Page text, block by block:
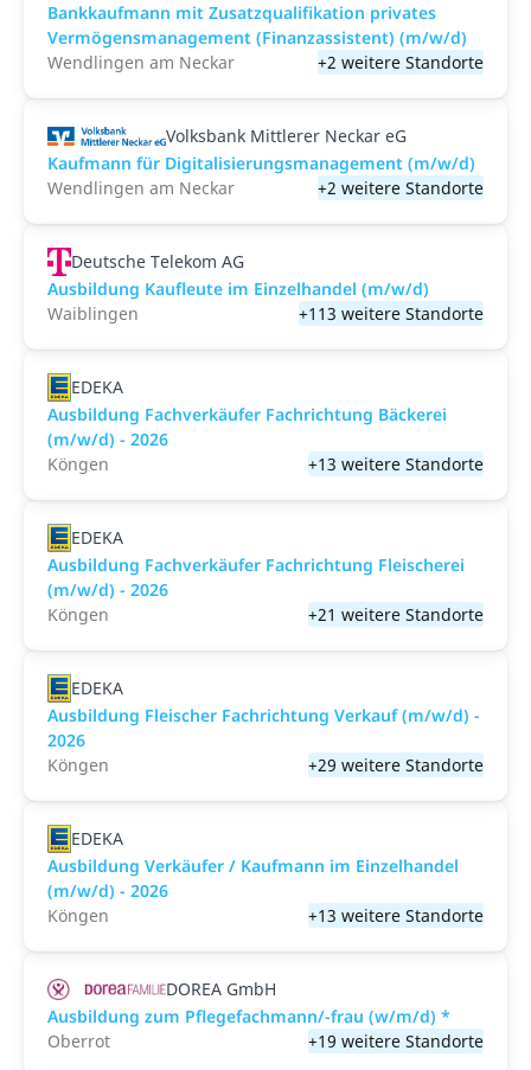
Bankkaufmann mit Zusatzqualifikation privates
Vermögensmanagement (Finanzassistent) (m/w/d)
Wendlingen am Neckar
+2 weitere Standorte
Volksbank Mittlerer Neckar eG
Kaufmann für Digitalisierungsmanagement (m/w/d)
Wendlingen am Neckar
+2 weitere Standorte
Deutsche Telekom AG
Ausbildung Kaufleute im Einzelhandel (m/w/d)
Waiblingen
+113 weitere Standorte
EDEKA
Ausbildung Fachverkäufer Fachrichtung Bäckerei
(m/w/d) - 2026
Köngen
+13 weitere Standorte
EDEKA
Ausbildung Fachverkäufer Fachrichtung Fleischerei
(m/w/d) - 2026
Köngen
+21 weitere Standorte
EDEKA
Ausbildung Fleischer Fachrichtung Verkauf (m/w/d) -
2026
Köngen
+29 weitere Standorte
EDEKA
Ausbildung Verkäufer / Kaufmann im Einzelhandel
(m/w/d) - 2026
Köngen
+13 weitere Standorte
DOREA GmbH
Ausbildung zum Pflegefachmann/-frau (w/m/d) *
Oberrot
+19 weitere Standorte